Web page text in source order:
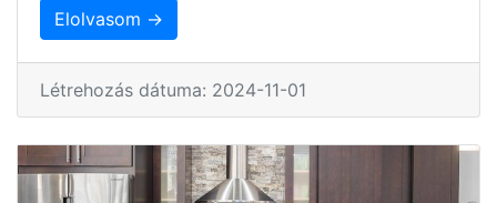
Elolvasom →
Létrehozás dátuma: 2024-11-01